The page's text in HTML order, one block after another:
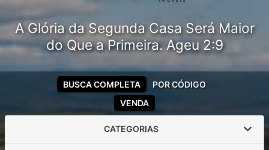
A Glória da Segunda Casa Será Maior
do Que a Primeira. Ageu 2:9
VENDA
BUSCA COMPLETA POR CÓDIGO
CATEGORIAS